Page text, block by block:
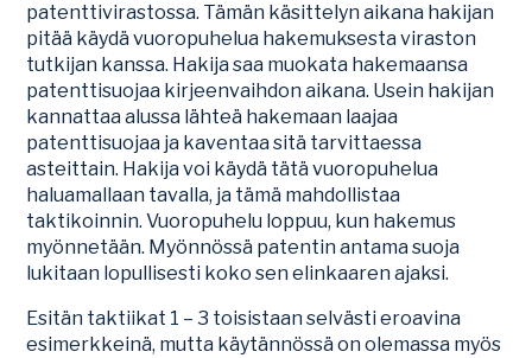
patenttivirastossa. Tämän käsittelyn aikana hakijan
pitää käydä vuoropuhelua hakemuksesta viraston
tutkijan kanssa. Hakija saa muokata hakemaansa
patenttisuojaa kirjeenvaihdon aikana. Usein hakijan
kannattaa alussa lähteä hakemaan laajaa
patenttisuojaa ja kaventaa sitä tarvittaessa
asteittain. Hakija voi käydä tätä vuoropuhelua
haluamallaan tavalla, ja tämä mahdollistaa
taktikoinnin. Vuoropuhelu loppuu, kun hakemus
myönnetään. Myönnössä patentin antama suoja
lukitaan lopullisesti koko sen elinkaaren ajaksi.
Esitän taktiikat 1 – 3 toisistaan selvästi eroavina
esimerkkeinä, mutta käytännössä on olemassa myös